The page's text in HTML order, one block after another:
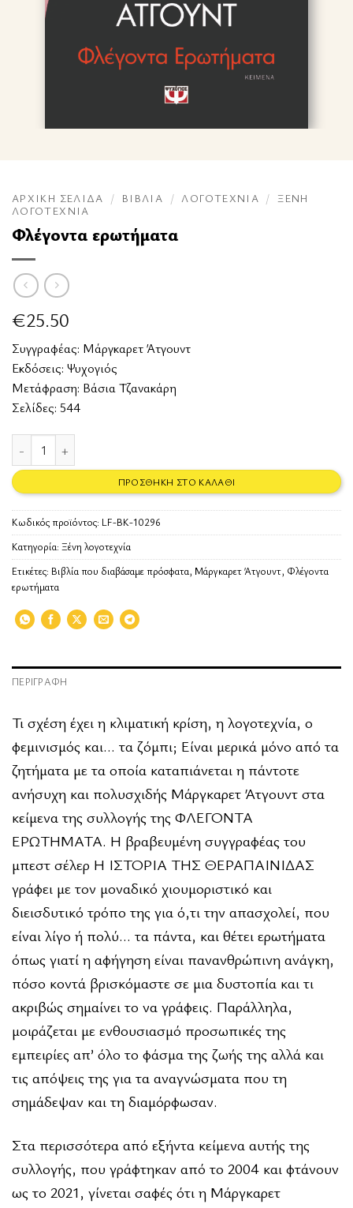
ΑΡΧΙΚΉ ΣΕΛΊΔΑ / ΒΙΒΛΊΑ / ΛΟΓΟΤΕΧΝΊΑ / ΞΈΝΗ
ΛΟΓΟΤΕΧΝΊΑ
Φλέγοντα ερωτήματα
€25.50
Συγγραφέας: Μάργκαρετ Άτγουντ
Εκδόσεις: Ψυχογιός
Μετάφραση: Βάσια Τζανακάρη
Σελίδες: 544
Φλέγοντα ερωτήματα ποσότητα
ΠΡΟΣΘΉΚΗ ΣΤΟ ΚΑΛΆΘΙ
Κωδικός προϊόντος: LF-BK-10296
Κατηγορία: Ξένη λογοτεχνία
Ετικέτες: Βιβλία που διαβάσαμε πρόσφατα, Μάργκαρετ Άτγουντ, Φλέγοντα
ερωτήματα
ΠΕΡΙΓΡΑΦΉ
Τι σχέση έχει η κλιματική κρίση, η λογοτεχνία, ο
φεμινισμός και… τα ζόμπι; Είναι μερικά μόνο από τα
ζητήματα με τα οποία καταπιάνεται η πάντοτε
ανήσυχη και πολυσχιδής Μάργκαρετ Άτγουντ στα
κείμενα της συλλογής της ΦΛΕΓΟΝΤΑ
ΕΡΩΤΗΜΑΤΑ. Η βραβευμένη συγγραφέας του
μπεστ σέλερ Η ΙΣΤΟΡΙΑ ΤΗΣ ΘΕΡΑΠΑΙΝΙΔΑΣ
γράφει με τον μοναδικό χιουμοριστικό και
διεισδυτικό τρόπο της για ό,τι την απασχολεί, που
είναι λίγο ή πολύ… τα πάντα, και θέτει ερωτήματα
όπως γιατί η αφήγηση είναι πανανθρώπινη ανάγκη,
πόσο κοντά βρισκόμαστε σε μια δυστοπία και τι
ακριβώς σημαίνει το να γράφεις. Παράλληλα,
μοιράζεται με ενθουσιασμό προσωπικές της
εμπειρίες απ’ όλο το φάσμα της ζωής της αλλά και
τις απόψεις της για τα αναγνώσματα που τη
σημάδεψαν και τη διαμόρφωσαν.
Στα περισσότερα από εξήντα κείμενα αυτής της
συλλογής, που γράφτηκαν από το 2004 και φτάνουν
ως τo 2021, γίνεται σαφές ότι η Μάργκαρετ